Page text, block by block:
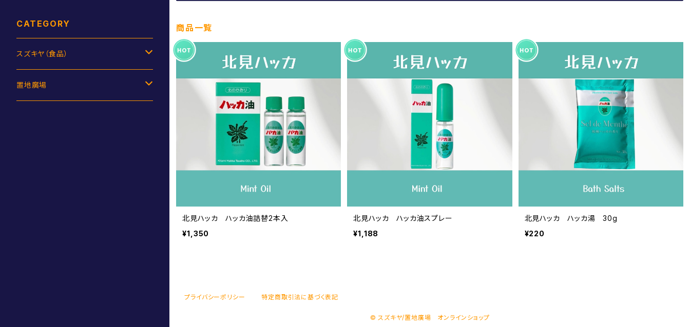
商品一覧
北見ハッカ ハッカ油詰替2本入
¥1,350
北見ハッカ ハッカ油スプレー
¥1,188
北見ハッカ ハッカ湯 30g
¥220
CATEGORY
スズキヤ（食品）
ジャム
置地廣場
プライバシーポリシー 特定商取引法に基づく表記
© スズキヤ/置地廣場 オンラインショップ